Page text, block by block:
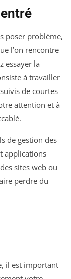
poser problème,
l’on rencontre
essayer la
à travailler
de courtes
attention et à
de gestion des
applications
sites web ou
perdre du
il est important